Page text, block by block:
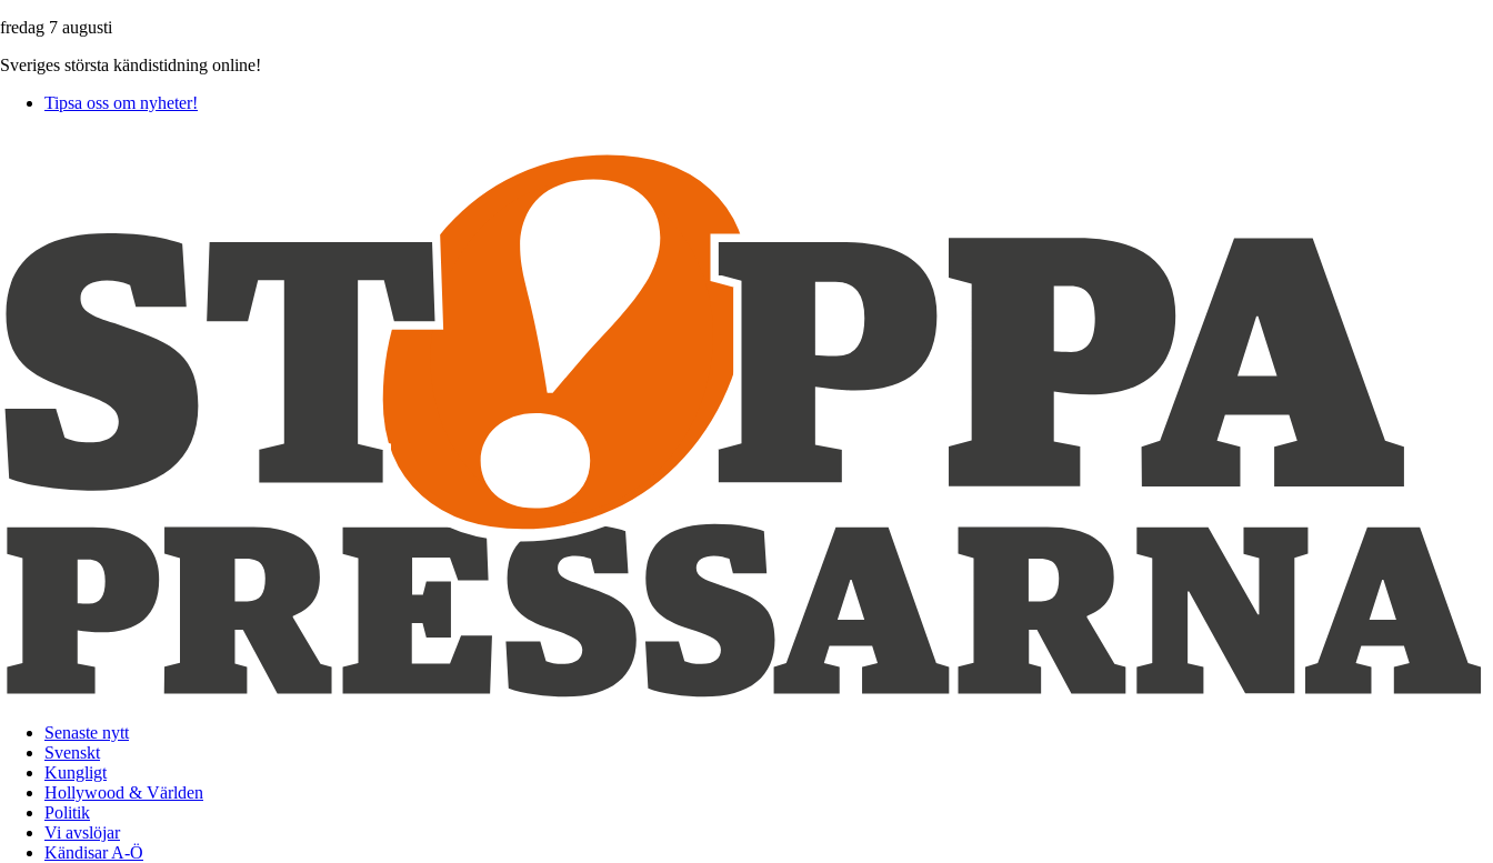
fredag 7 augusti
Sveriges största kändistidning online!
Tipsa oss om nyheter!
Senaste nytt
Svenskt
Kungligt
Hollywood & Världen
Politik
Vi avslöjar
Kändisar A-Ö